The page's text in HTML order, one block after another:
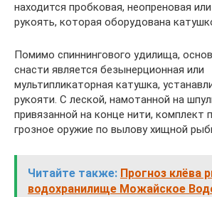
находится пробковая, неопреновая
рукоять, которая оборудована
Помимо спиннингового удилища,
снасти является безынерционная или
мультипликаторная катушка,
рукояти. С леской, намотанной на
привязанной на конце нити, комплект
грозное оружие по вылову хищной
Читайте также: Прогноз клёва
водохранилище Можайское